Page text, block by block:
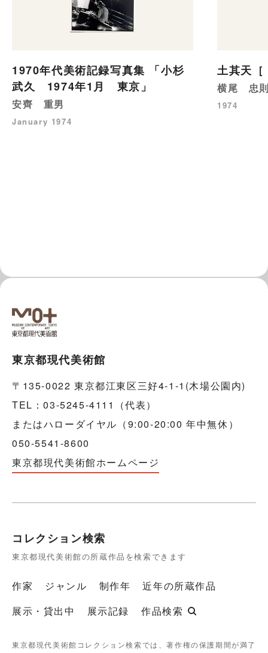
1970年代美術記録写真集 「小杉
武久 1974年1月 東京」
安齊 重男
January 1974
土其天［
横尾 忠
1974
東京都現代美術館
〒135-0022 東京都江東区三好4-1-1(木場公園内)
TEL：03-5245-4111（代表）
またはハローダイヤル（9:00-20:00 年中無休）
050-5541-8600
東京都現代美術館ホームページ
コレクション検索
東京都現代美術館の所蔵作品を検索できます
作家 ジャンル 制作年
近年の所蔵作品
展示・貸出中
展示記録 作品検索
東京都現代美術館コレクション検索では、著作権の保護期間が満了